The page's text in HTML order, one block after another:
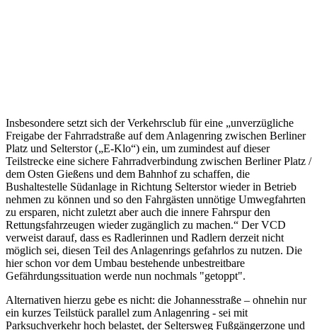
Insbesondere setzt sich der Verkehrsclub für eine „unverzügliche
Freigabe der Fahrradstraße auf dem Anlagenring zwischen Berliner
Platz und Selterstor („E-Klo“) ein, um zumindest auf dieser
Teilstrecke eine sichere Fahrradverbindung zwischen Berliner Platz /
dem Osten Gießens und dem Bahnhof zu schaffen, die
Bushaltestelle Südanlage in Richtung Selterstor wieder in Betrieb
nehmen zu können und so den Fahrgästen unnötige Umwegfahrten
zu ersparen, nicht zuletzt aber auch die innere Fahrspur den
Rettungsfahrzeugen wieder zugänglich zu machen.“ Der VCD
verweist darauf, dass es Radlerinnen und Radlern derzeit nicht
möglich sei, diesen Teil des Anlagenrings gefahrlos zu nutzen. Die
hier schon vor dem Umbau bestehende unbestreitbare
Gefährdungssituation werde nun nochmals "getoppt".
Alternativen hierzu gebe es nicht: die Johannesstraße – ohnehin nur
ein kurzes Teilstück parallel zum Anlagenring - sei mit
Parksuchverkehr hoch belastet, der Seltersweg Fußgängerzone und